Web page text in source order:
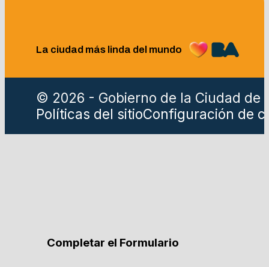
La ciudad más linda del mundo
© 2026 - Gobierno de la Ciudad de
Políticas del sitioConfiguración de
Completar el Formulario